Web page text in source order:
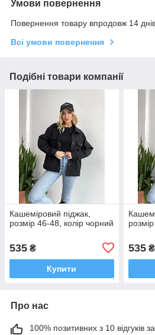
Умови повернення
Повернення товару впродовж 14
Всі умови повернення
Подібні товари компанії
Кашеміровий піджак,
розмір 46-48, колір чорний
535 ₴
Купити
535₴
Про нас
100% позитивних з 10 відгуків за